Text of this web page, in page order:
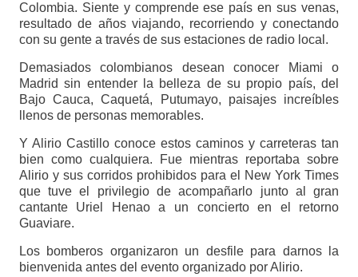
Colombia. Siente y comprende ese país en sus venas,
resultado de años viajando, recorriendo y conectando
con su gente a través de sus estaciones de radio local.
Demasiados colombianos desean conocer Miami o
Madrid sin entender la belleza de su propio país, del
Bajo Cauca, Caquetá, Putumayo, paisajes increíbles
llenos de personas memorables.
Y Alirio Castillo conoce estos caminos y carreteras tan
bien como cualquiera. Fue mientras reportaba sobre
Alirio y sus corridos prohibidos para el New York Times
que tuve el privilegio de acompañarlo junto al gran
cantante Uriel Henao a un concierto en el retorno
Guaviare.
Los bomberos organizaron un desfile para darnos la
bienvenida antes del evento organizado por Alirio.